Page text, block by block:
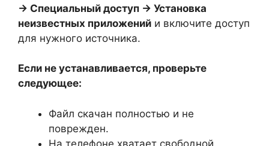
→ Специальный доступ → Установка
неизвестных приложений и включите доступ
для нужного источника.
Если не устанавливается, проверьте
следующее:
Файл скачан полностью и не
поврежден.
На телефоне хватает свободной